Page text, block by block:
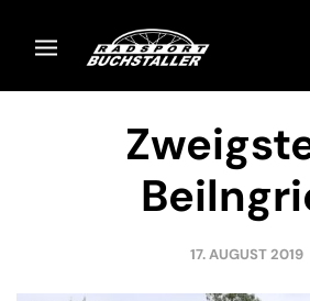
17. AUGUST 2019